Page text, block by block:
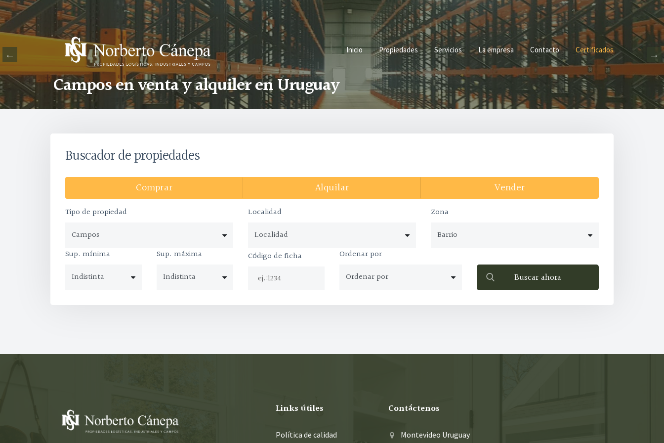
Inicio Propiedades Servicios La empresa Contacto Certificados
Campos en venta y alquiler en Uruguay
Buscador de propiedades
Comprar Alquilar Vender
Tipo de propiedad Localidad Zona
Sup. mínima Sup. máxima Código de ficha Ordenar por
Buscar ahora
Links útiles
Política de calidad
Contáctenos
Montevideo Uruguay